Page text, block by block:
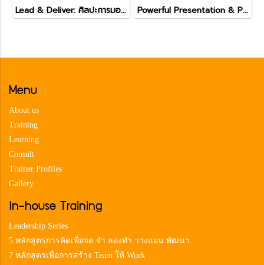
Lead & Deliver: ศิลปะการมอบหมายและติดตามอย่างทรงพลัง Powerful Presentation & Pitching
Menu
About us
Training
Learning
Consult
Trainer Profiles
Gallery
In-house Training
Leadership Series
5 หลักสูตรการคิดเพื่อจด จำ ลองทำ วางแผน พัฒนา
7 หลักสูตรเพื่อการสร้าง Team ให้ Work